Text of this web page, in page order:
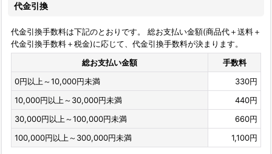
代金引換
代金引換手数料は下記のとおりです。 総お支払い金額(商品代＋送料＋
代金引換手数料＋税金)に応じて、代金引換手数料が決まります。
総お支払い金額
手数料
0円以上～10,000円未満 330円
10,000円以上～30,000円未満 440円
30,000円以上～100,000円未満 660円
100,000円以上～300,000円未満 1,100円